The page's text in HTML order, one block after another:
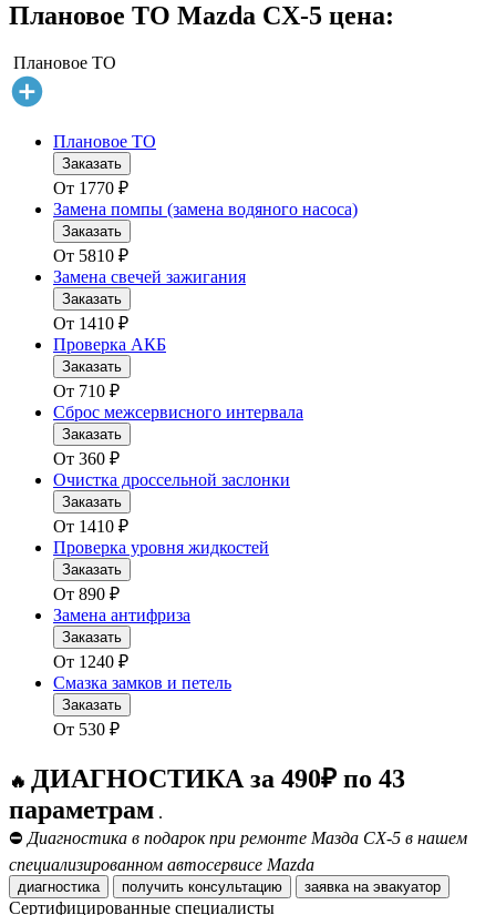
Плановое ТО Mazda CX-5 цена:
Плановое ТО
Плановое ТО
Заказать
От 1770 ₽
Замена помпы (замена водяного насоса)
Заказать
От 5810 ₽
Замена свечей зажигания
Заказать
От 1410 ₽
Проверка АКБ
Заказать
От 710 ₽
Сброс межсервисного интервала
Заказать
От 360 ₽
Очистка дроссельной заслонки
Заказать
От 1410 ₽
Проверка уровня жидкостей
Заказать
От 890 ₽
Замена антифриза
Заказать
От 1240 ₽
Смазка замков и петель
Заказать
От 530 ₽
🔥 ДИАГНОСТИКА за 490₽ по 43
параметрам .
⛔ Диагностика в подарок при ремонте Мазда СХ-5 в нашем
специализированном автосервисе Mazda
диагностика получить консультацию заявка на эвакуатор
Сертифицированные специалисты